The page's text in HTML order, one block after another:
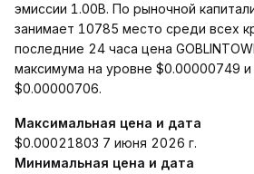
эмиссии 1.00B. По рыночной
занимает 10785 место среди всех
последние 24 часа цена
максимума на уровне $0.00000749
$0.00000706.
Максимальная цена и дата
$0.00021803 7 июня 2026 г.
Минимальная цена и дата